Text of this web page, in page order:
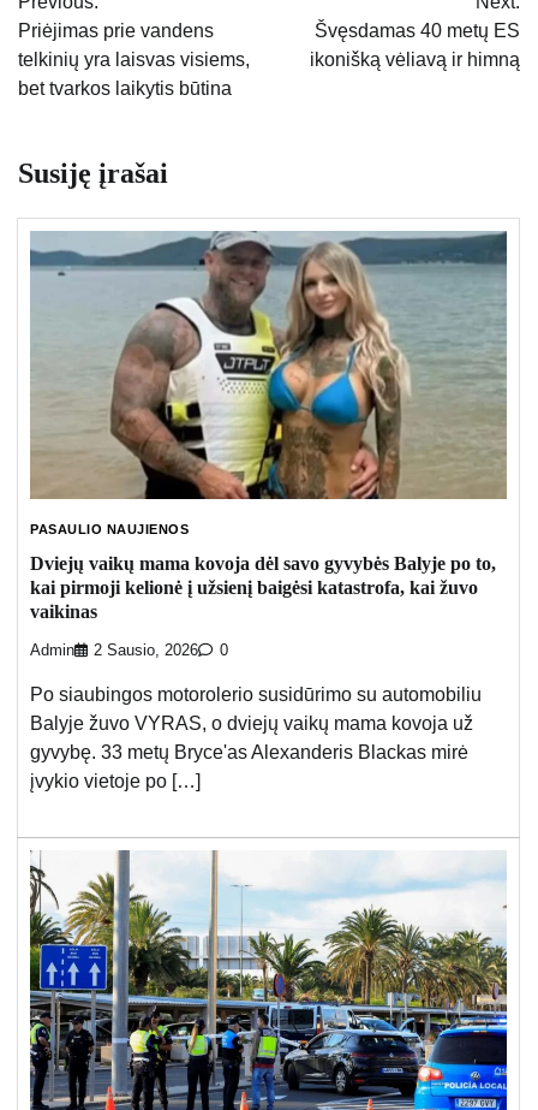
tarp
įrašų
Priėjimas prie vandens
telkinių yra laisvas visiems,
bet tvarkos laikytis būtina
Švęsdamas 40 metų ES
ikonišką vėliavą ir himną
Susiję įrašai
PASAULIO NAUJIENOS
Dviejų vaikų mama kovoja dėl savo gyvybės Balyje po to,
kai pirmoji kelionė į užsienį baigėsi katastrofa, kai žuvo
vaikinas
Admin 2 Sausio, 2026 0
Po siaubingos motorolerio susidūrimo su automobiliu
Balyje žuvo VYRAS, o dviejų vaikų mama kovoja už
gyvybę. 33 metų Bryce'as Alexanderis Blackas mirė
įvykio vietoje po […]